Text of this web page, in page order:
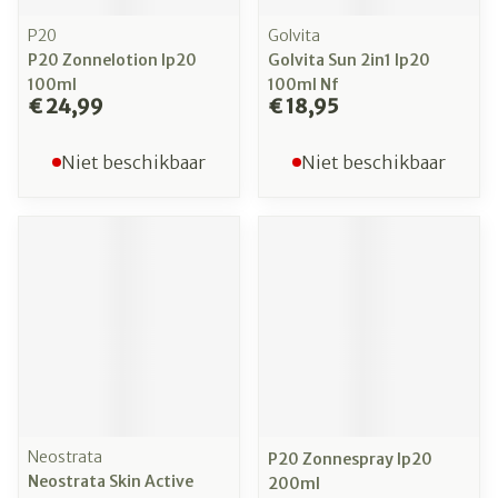
P20
P20 Zonnelotion Ip20
100ml
€ 24,99
Niet beschikbaar
Golvita
Golvita Sun 2in1 Ip20
100ml Nf
€ 18,95
Niet beschikbaar
Neostrata
Neostrata Skin Active
P20 Zonnespray Ip20
200ml